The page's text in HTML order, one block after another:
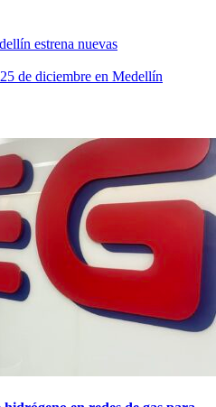
estrena nuevas
de diciembre en Medellín